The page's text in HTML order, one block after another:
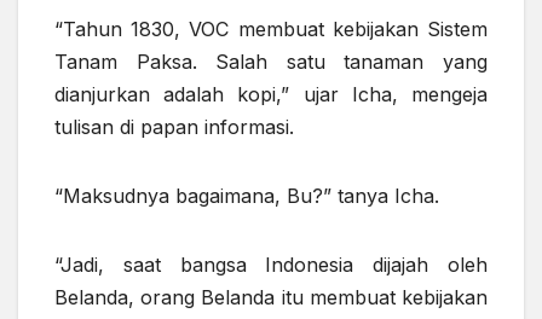
“Tahun 1830, VOC membuat kebijakan Sistem
Tanam Paksa. Salah satu tanaman yang
dianjurkan adalah kopi,” ujar Icha, mengeja
tulisan di papan informasi.
“Maksudnya bagaimana, Bu?” tanya Icha.
“Jadi, saat bangsa Indonesia dijajah oleh
Belanda, orang Belanda itu membuat kebijakan